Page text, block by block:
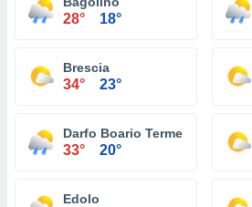
28° 18°
Brescia
34° 23°
Darfo Boario Terme
33° 20°
Edolo